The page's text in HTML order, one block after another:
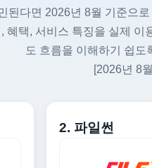
된다면 2026년 8월 기준으
혜택, 서비스 특징을 실제
도 흐름을 이해하기 쉽도
[2026년 8
2. 파일썬